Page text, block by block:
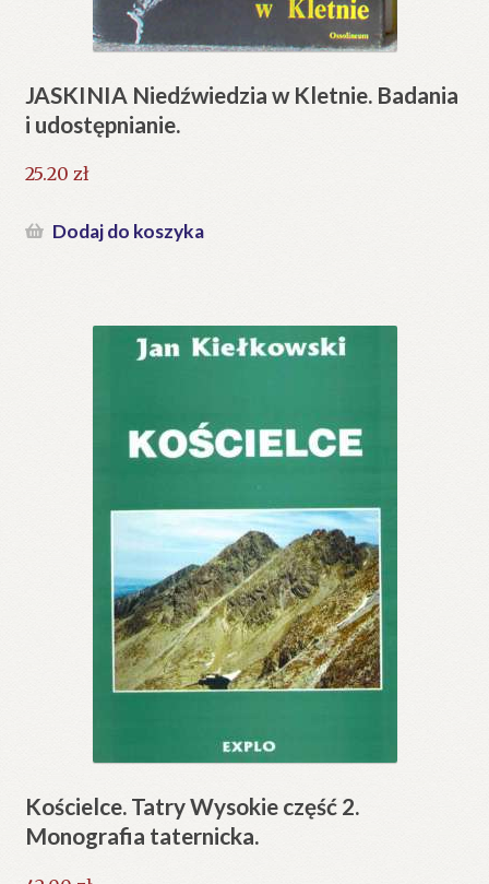
JASKINIA Niedźwiedzia w Kletnie. Badania
i udostępnianie.
25.20 zł
Dodaj do koszyka
Kościelce. Tatry Wysokie część 2.
Monografia taternicka.